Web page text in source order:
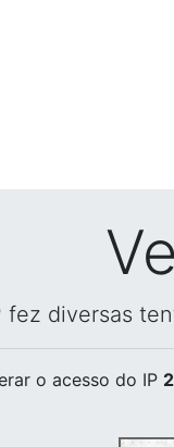
fez diversas
o acesso do IP